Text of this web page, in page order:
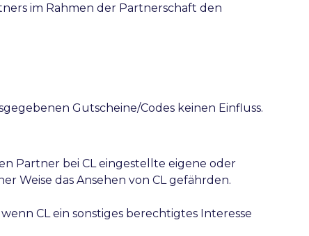
im Rahmen der Partnerschaft den
Gutscheine/Codes keinen Einfluss.
Partner bei CL eingestellte eigene oder
Weise das Ansehen von CL gefährden.
CL ein sonstiges berechtigtes Interesse